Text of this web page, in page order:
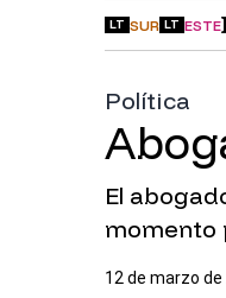
LT SUR LT ESTE
Política
El
momento
12 de marzo de